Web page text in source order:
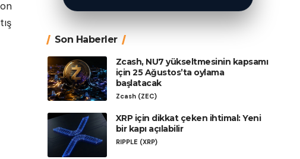
Son Haberler
Zcash, NU7 yükseltmesinin kapsamı
için 25 Ağustos’ta oylama
başlatacak
Zcash (ZEC)
XRP için dikkat çeken ihtimal: Yeni
bir kapı açılabilir
RIPPLE (XRP)